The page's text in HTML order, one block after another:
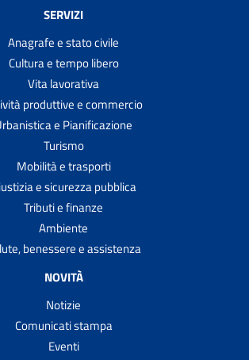
SERVIZI
Anagrafe e stato civile
Cultura e tempo libero
Vita lavorativa
produttive e commercio
e Pianificazione
Turismo
Mobilità e trasporti
e sicurezza pubblica
Tributi e finanze
Ambiente
benessere e assistenza
NOVITÀ
Notizie
Comunicati stampa
Eventi